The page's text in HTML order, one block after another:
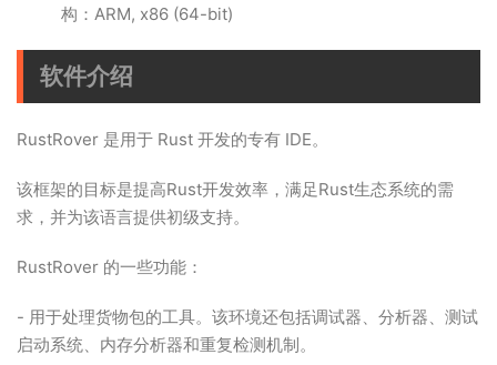
构：ARM, x86 (64-bit)
软件介绍
RustRover 是用于 Rust 开发的专有 IDE。
该框架的目标是提高Rust开发效率，满足Rust生态系统的需
求，并为该语言提供初级支持。
RustRover 的一些功能：
- 用于处理货物包的工具。该环境还包括调试器、分析器、测试
启动系统、内存分析器和重复检测机制。